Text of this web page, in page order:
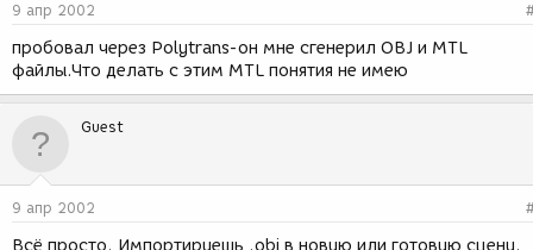
9 апр 2002
пробовал через Polytrans-он мне сгенерил OBJ и MTL
файлы.Что делать с этим MTL понятия не имею
Guest
9 апр 2002
Всё просто. Импортируешь .obj в новую или готовую сцену.